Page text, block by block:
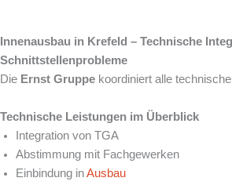
Innenausbau in Krefeld – Technische
Schnittstellenprobleme
Die Ernst Gruppe koordiniert alle
Technische Leistungen im Überblick
Integration von TGA
Abstimmung mit Fachgewerken
Einbindung inAusbau